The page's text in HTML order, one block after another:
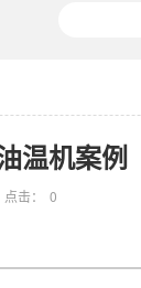
温机案例
点击： 0